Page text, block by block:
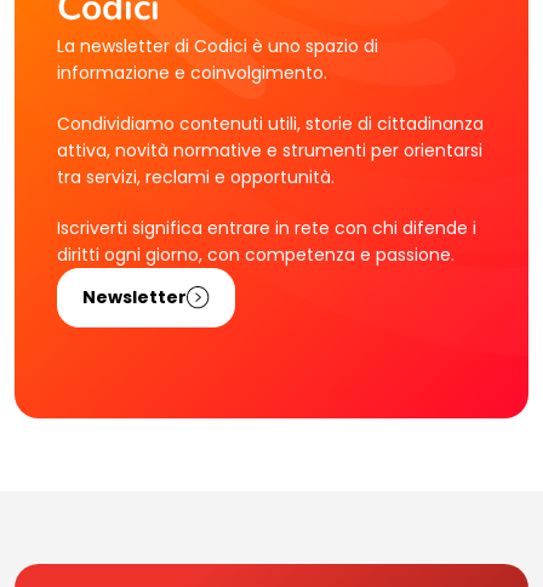
La newsletter di Codici è uno spazio di
informazione e coinvolgimento.
Condividiamo contenuti utili, storie di cittadinanza
attiva, novità normative e strumenti per orientarsi
tra servizi, reclami e opportunità.
Iscriverti significa entrare in rete con chi difende i
diritti ogni giorno, con competenza e passione.
Newsletter